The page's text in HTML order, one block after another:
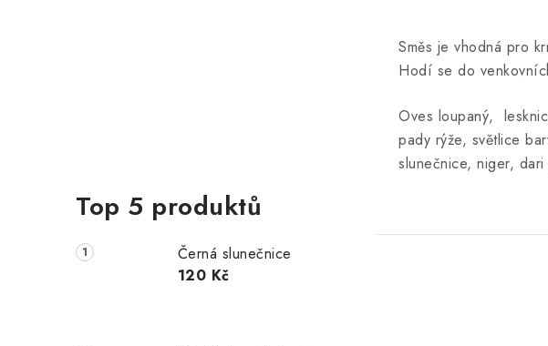
Top 5 produktů
Černá slunečnice
120 Kč
Směs je vhodná pro
Hodí se do
Oves loupaný,
pady rýže, světlice
slunečnice, niger,